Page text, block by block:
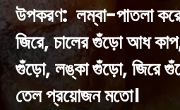
উপকরণ: লম্বা-পাতলা করে
জিরে, চালের গুঁড়ো আধ
গুঁড়ো, লঙ্কা গুঁড়ো, জিরে
তেল প্রয়োজন মতো।